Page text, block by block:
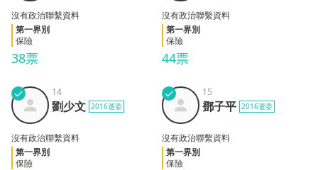
38票
沒有政治聯繫資料
第一界別
保險
44票
沒有政治聯繫資料
第一界別
保險
劉少
文
✓ 14
劉少文 2016選委
沒有政治聯繫資料
第一界別
保險
鄧子
平
✓ 15
鄧子平 2016選委
沒有政治聯繫資料
第一界別
保險